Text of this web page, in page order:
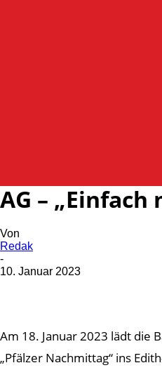
Pfälzer
AG –
Von
Redak
-
10. Januar 2023
Am 18. Januar 2023 lädt die
„Pfälzer Nachmittag“ ins